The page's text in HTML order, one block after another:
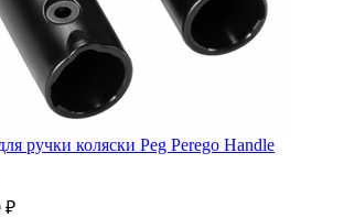
ручки коляски Peg Perego Handle
₽